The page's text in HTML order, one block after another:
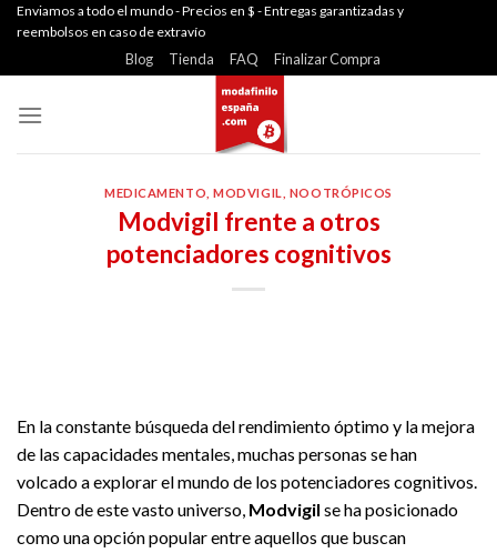
SkipEnviamos a todo el mundo - Precios en $ - Entregas garantizadas y
reembolsos en caso de extravío
Blog Tienda FAQ Finalizar Compra
MEDICAMENTO ,MODVIGIL NOOTRÓPICOS
Modvigil frente a otros
potenciadores cognitivos
En la constante búsqueda del rendimiento óptimo y la mejora
de las capacidades mentales, muchas personas se han
volcado a explorar el mundo de los potenciadores cognitivos.
Dentro de este vasto universo, Modvigil se ha posicionado
como una opción popular entre aquellos que buscan